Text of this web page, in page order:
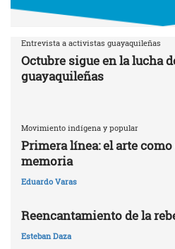
Entrevista a activistas guayaquileñas
Octubre sigue en la lucha
guayaquileñas
Movimiento indígena y popular
Primera línea: el arte
memoria
Eduardo Varas
Reencantamiento de la
Esteban Daza